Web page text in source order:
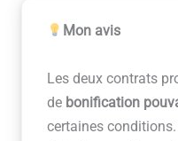
Mon avis
Les deux contrats
de bonification
certaines